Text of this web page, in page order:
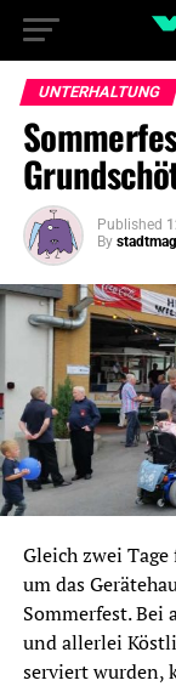
UNTERHALTUNG
Published
By
Gleich zwei
um das
Sommerfest. Bei
und allerlei
serviert wurden,